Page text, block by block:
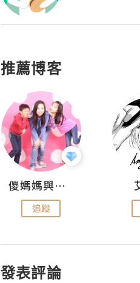
推薦博客
儍媽媽與兩隻小魔怪之家
追蹤
發表評論